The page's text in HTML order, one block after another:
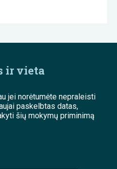
ir vieta
jei norėtumėte nepraleisti
paskelbtas datas,
šių mokymų priminimą